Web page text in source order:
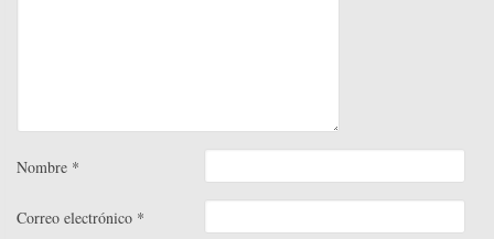
Nombre *
Correo electrónico *